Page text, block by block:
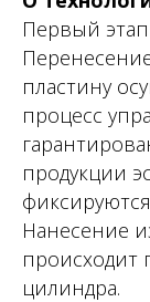
Первый
пластину
процесс
продукции
Нанесение
происходит
цилиндра.